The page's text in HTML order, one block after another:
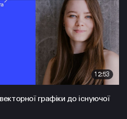
12:53
графіки до існуючої